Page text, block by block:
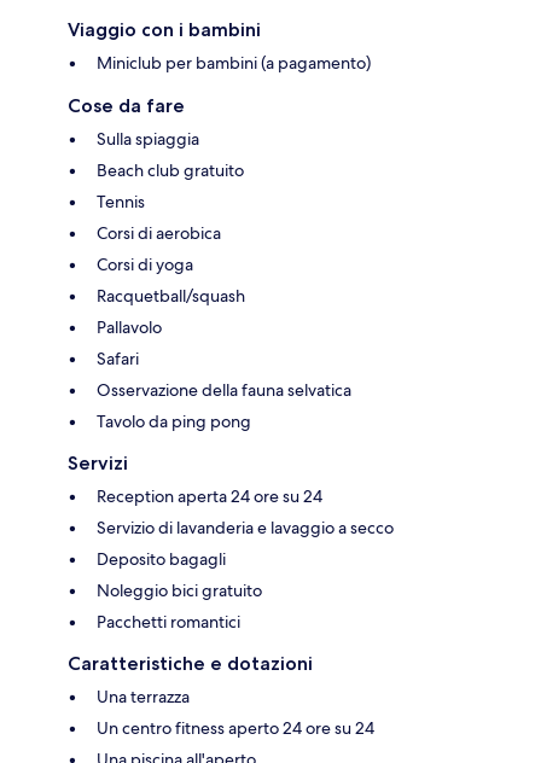
Viaggio con i bambini
Miniclub per bambini (a pagamento)
Cose da fare
Sulla spiaggia
Beach club gratuito
Tennis
Corsi di aerobica
Corsi di yoga
Racquetball/squash
Pallavolo
Safari
Osservazione della fauna selvatica
Tavolo da ping pong
Servizi
Reception aperta 24 ore su 24
Servizio di lavanderia e lavaggio a secco
Deposito bagagli
Noleggio bici gratuito
Pacchetti romantici
Caratteristiche e dotazioni
Una terrazza
Un centro fitness aperto 24 ore su 24